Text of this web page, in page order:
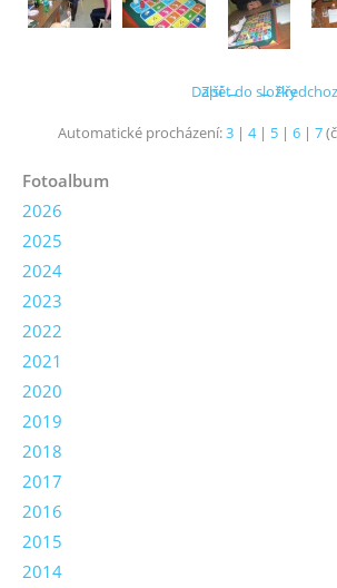
←
Další →
Zpět do složky
Automatické procházení:3 | 4| 5 | 6 | 7
Fotoalbum
2026
2025
2024
2023
2022
2021
2020
2019
2018
2017
2016
2015
2014